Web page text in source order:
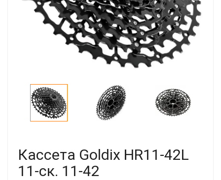
Кассета Goldix HR11-42L
11-ск. 11-42